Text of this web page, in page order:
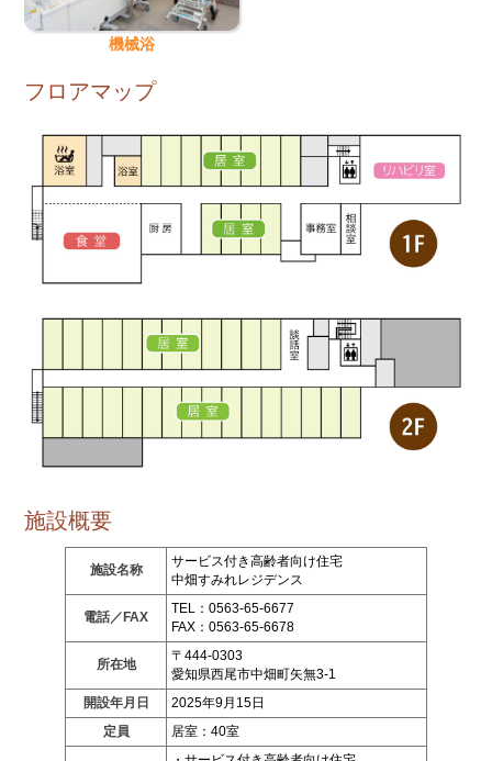
機械浴
フロアマップ
施設概要
施設名称
サービス付き高齢者向け住宅
中畑すみれレジデンス
電話／FAX
TEL：0563-65-6677
FAX：0563-65-6678
所在地
〒444-0303
愛知県西尾市中畑町矢無3-1
開設年月日
2025年9月15日
定員
居室：40室